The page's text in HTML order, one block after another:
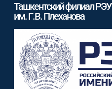
Ташкентский филиал РЭУ
им. Г.В. Плеханова